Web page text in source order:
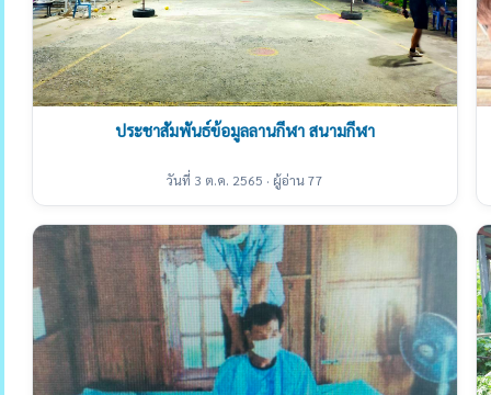
ประชาสัมพันธ์ข้อมูลลานกีฬา สนามกีฬา
วันที่ 3 ต.ค. 2565 · ผู้อ่าน 77